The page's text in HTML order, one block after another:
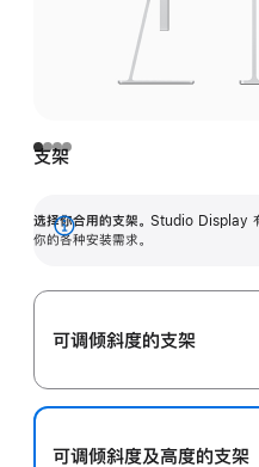
支架
选择你合用的支架。 Studio Display 有
你的各种安装需求。
展
可调倾斜度的支架
可调倾斜度及高‍度的支‍架